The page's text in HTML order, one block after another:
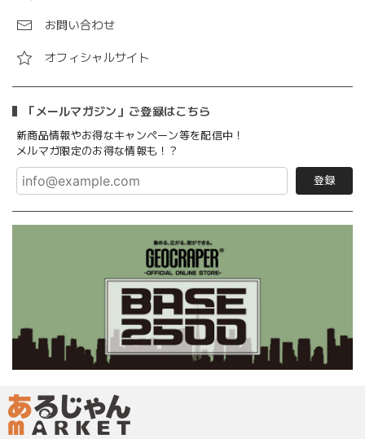
お問い合わせ
オフィシャルサイト
「メールマガジン」ご登録はこちら
新商品情報やお得なキャンペーン等を配信中！
メルマガ限定のお得な情報も！？
登録